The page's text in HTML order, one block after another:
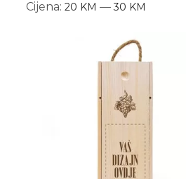
Cijena: 20 KM —30 KM